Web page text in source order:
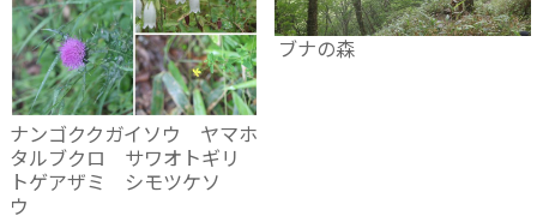
ナンゴククガイソウ ヤマホ
タルブクロ サワオトギリ
トゲアザミ シモツケソ
ウ
ブナの森